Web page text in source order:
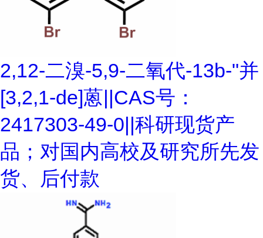
2,12-二溴-5,9-二氧代-13b-"并
[3,2,1-de]蒽||CAS号：
2417303-49-0||科研现货产
品；对国内高校及研究所先发
货、后付款